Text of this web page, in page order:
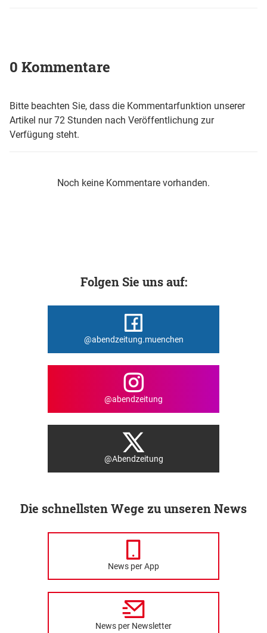
0 Kommentare
Bitte beachten Sie, dass die Kommentarfunktion unserer
Artikel nur 72 Stunden nach Veröffentlichung zur
Verfügung steht.
Noch keine Kommentare vorhanden.
Folgen Sie uns auf:
@abendzeitung.muenchen
@abendzeitung
@Abendzeitung
Die schnellsten Wege zu unseren News
News per App
News per Newsletter